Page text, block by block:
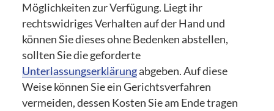
Möglichkeiten zur Verfügung. Liegt ihr
rechtswidriges Verhalten auf der Hand und
können Sie dieses ohne Bedenken abstellen,
sollten Sie die geforderte
Unterlassungserklärungabgeben. Auf diese
Weise können Sie ein Gerichtsverfahren
vermeiden, dessen Kosten Sie am Ende tragen